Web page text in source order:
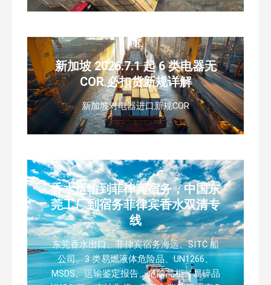
新加坡 2026.7.1 起 6 类电器无
COR 必扣货新规详解
新加坡对电器进口新规COR
香水运输到菲律宾宿务，中国东
莞工厂到宿务菲律宾香水双清专
线
东莞香水出口、菲律宾宿务海运、SITC 船
公司、3 类易燃液体危险品、UN1266、
MSDS、运输鉴定报告、危险品柜、易碎品